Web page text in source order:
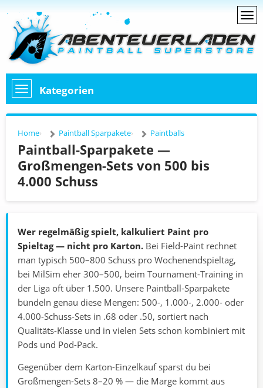
Kategorien
Home Paintball Sparpakete Paintballs
Paintball-Sparpakete —
Großmengen-Sets von 500 bis
4.000 Schuss
Wer regelmäßig spielt, kalkuliert Paint pro
Spieltag — nicht pro Karton. Bei Field-Paint rechnet
man typisch 500–800 Schuss pro Wochenendspieltag,
bei MilSim eher 300–500, beim Tournament-Training in
der Liga oft über 1.500. Unsere Paintball-Sparpakete
bündeln genau diese Mengen: 500-, 1.000-, 2.000- oder
4.000-Schuss-Sets in .68 oder .50, sortiert nach
Qualitäts-Klasse und in vielen Sets schon kombiniert mit
Pods und Pod-Pack.
Gegenüber dem Karton-Einzelkauf sparst du bei
Großmengen-Sets 8–20 % — die Marge kommt aus